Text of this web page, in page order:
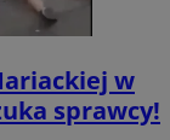
w
sprawcy!